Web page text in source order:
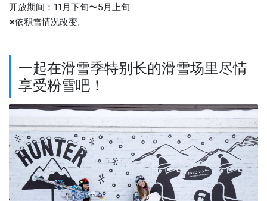
开放期间：11月下旬〜5月上旬
※依积雪情况改变。
一起在滑雪季特别长的滑雪场里尽情
享受粉雪吧！